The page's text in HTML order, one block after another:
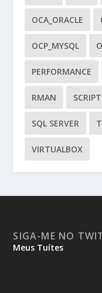
OCA_ORACLE
OCP_MYSQL
PERFORMANCE
RMAN
SQL SERVER
VIRTUALBOX
SIGA-ME NO
Meus Tuítes